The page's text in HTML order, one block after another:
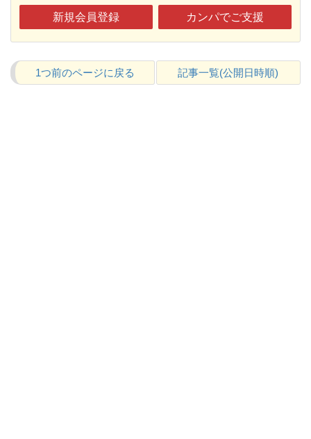
新規会員登録 カンパでご支援
1つ前のページに戻る 記事一覧(公開日時順)